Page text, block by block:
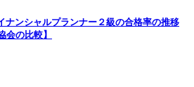
ナンシャルプランナー２級の合格率の推移
会の比較】